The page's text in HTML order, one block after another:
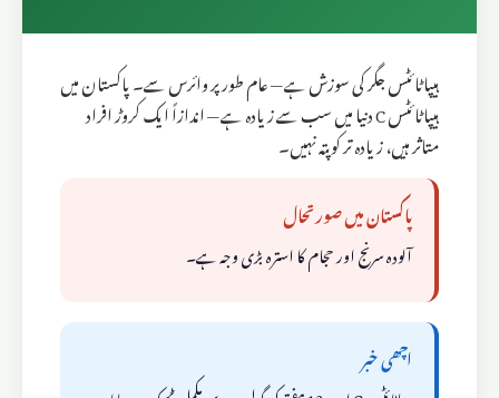
ہیپاٹائٹس جگر کی سوزش ہے — عام طور پر وائرس سے۔ پاکستان میں
ہیپاٹائٹس C دنیا میں سب سے زیادہ ہے — اندازاً ایک کروڑ افراد
متاثر ہیں، زیادہ تر کو پتہ نہیں۔
پاکستان میں صورتحال
آلودہ سرنج اور حجام کا استرہ بڑی وجہ ہے۔
اچھی خبر